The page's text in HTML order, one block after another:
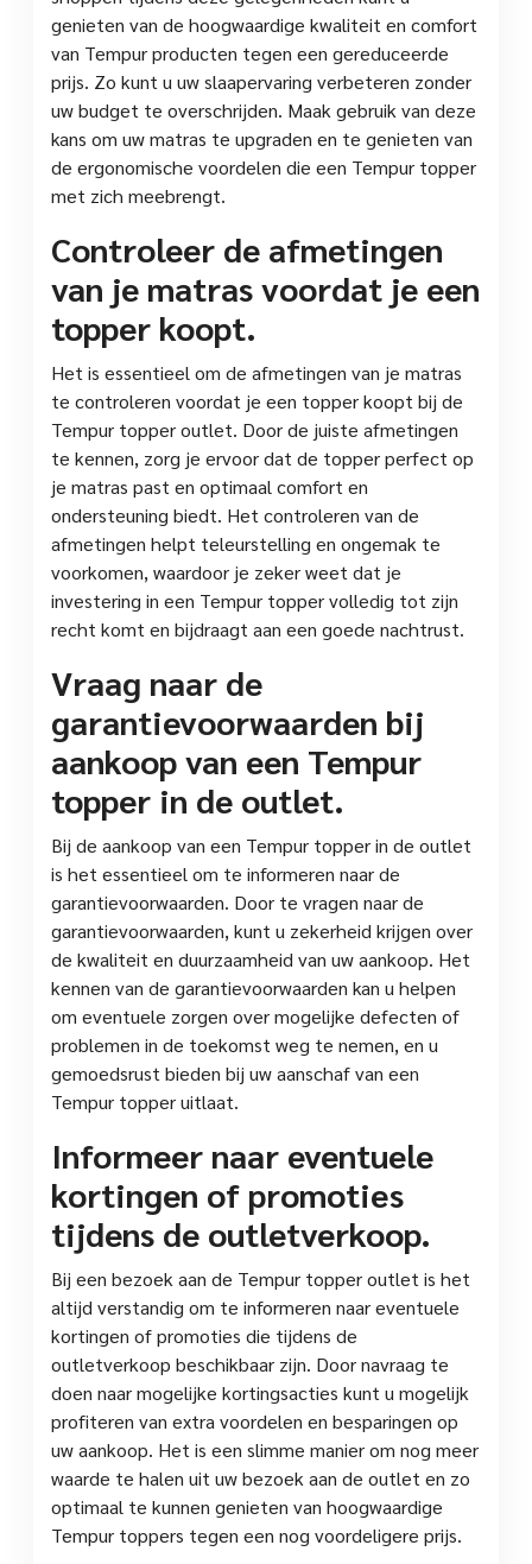
genieten van de hoogwaardige kwaliteit en comfort
van Tempur producten tegen een gereduceerde
prijs. Zo kunt u uw slaapervaring verbeteren zonder
uw budget te overschrijden. Maak gebruik van deze
kans om uw matras te upgraden en te genieten van
de ergonomische voordelen die een Tempur topper
met zich meebrengt.
Controleer de afmetingen
van je matras voordat je een
topper koopt.
Het is essentieel om de afmetingen van je matras
te controleren voordat je een topper koopt bij de
Tempur topper outlet. Door de juiste afmetingen
te kennen, zorg je ervoor dat de topper perfect op
je matras past en optimaal comfort en
ondersteuning biedt. Het controleren van de
afmetingen helpt teleurstelling en ongemak te
voorkomen, waardoor je zeker weet dat je
investering in een Tempur topper volledig tot zijn
recht komt en bijdraagt aan een goede nachtrust.
Vraag naar de
garantievoorwaarden bij
aankoop van een Tempur
topper in de outlet.
Bij de aankoop van een Tempur topper in de outlet
is het essentieel om te informeren naar de
garantievoorwaarden. Door te vragen naar de
garantievoorwaarden, kunt u zekerheid krijgen over
de kwaliteit en duurzaamheid van uw aankoop. Het
kennen van de garantievoorwaarden kan u helpen
om eventuele zorgen over mogelijke defecten of
problemen in de toekomst weg te nemen, en u
gemoedsrust bieden bij uw aanschaf van een
Tempur topper uitlaat.
Informeer naar eventuele
kortingen of promoties
tijdens de outletverkoop.
Bij een bezoek aan de Tempur topper outlet is het
altijd verstandig om te informeren naar eventuele
kortingen of promoties die tijdens de
outletverkoop beschikbaar zijn. Door navraag te
doen naar mogelijke kortingsacties kunt u mogelijk
profiteren van extra voordelen en besparingen op
uw aankoop. Het is een slimme manier om nog meer
waarde te halen uit uw bezoek aan de outlet en zo
optimaal te kunnen genieten van hoogwaardige
Tempur toppers tegen een nog voordeligere prijs.